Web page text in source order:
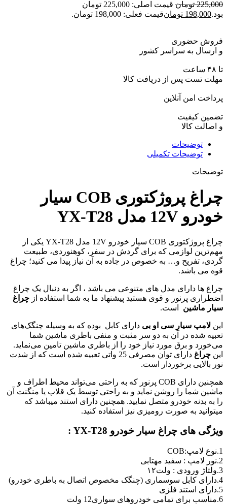
225,000 تومان
قیمت اصلی: 225,000 تومان
بود.198,000 تومانقیمت فعلی: 198,000 تومان.
فروش حضوری
و ارسال به سراسر کشور
تا ۴۸ ساعت
مهلت تست پس از دریافت کالا
پرداخت امن آنلاین
تضمین کیفیت
و اصالت کالا
توضیحات
توضیحات تکمیلی
توضیحات
چراغ پروژکتوری COB سیار
خودرو 12V مدل YX-T28
چراغ پروژکتوری COB سیار خودرو 12V مدل YX-T28 یکی از
مهم‌ترین لوازمی که برای گردش در سفر، کوهنوردی، طبیعت
گردی، تفریح و… به خصوص در جاده به آن نیاز پیدا می کنید؛ چراغ
قوه می باشد.
چراغ ها دارای مدل های متنوعی می باشد ، اگر به دنبال یک چراغ
اضطراری پرنور و قوی هستید پیشنهاد ما به شما استفاده از چراغ
سیار ماشین
است.
این لامپ سیار سی او بی دارای کابل بوده که به وسیله چنگک‌های
تعبیه شده در آن به دو سر مثبت و منفی باطری ماشین شما
می‌خورد و برق مورد نیاز خود را از باطری ماشین تامین می‌نماید.
این چراغ
دارای توان مصرفی 25 واتی تعبیه شده است که از شدت
نور بالایی برخوردار است.
همچنین دارای COB پرنور که به راحتی می‌تواند محیط اطراف و
ماشین شما را روشن نماید و به راحتی توسط یک قلاب یا منگنت آن
را به بدنه خودرو متصل نمایید. همچنین دارای استند میباشد که
میتوانید به صورت رومیزی نیز استفاده کنید.
ویژگی های چراغ سیار خودرو YX-T28 :
1.نوع لامپ:COB
2.نور لامپ : سفید مهتابی
3.ولتاژ ورودی : ولت۱۲
4.دارای کابل سوسماری (چنگک مخصوص اتصال به باطری خودرو)
5.دارای استند فلزی
6.مناسب برای تمامی خودروهای سواری12 ولت